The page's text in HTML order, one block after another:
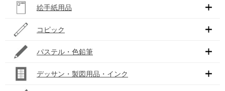
絵手紙用品
コピック
パステル・色鉛筆
デッサン・製図用品・インク